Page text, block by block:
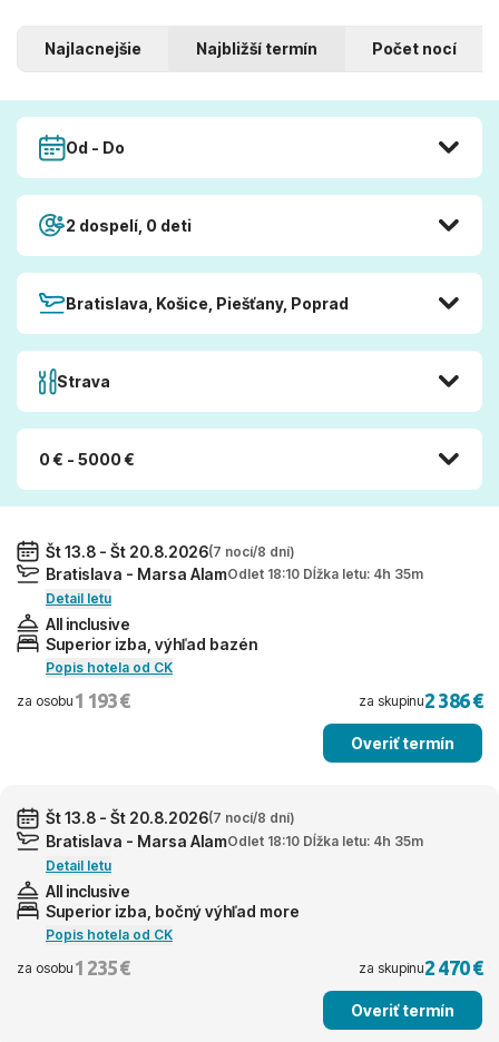
Najlacnejšie Najbližší termín Počet nocí
Od - Do
2 dospelí, 0 deti
Bratislava, Košice, Piešťany, Poprad
Strava
0 € - 5000 €
Št 13.8 - Št 20.8.2026(7 nocí/8 dní)
Bratislava - Marsa AlamOdlet 18:10 Dĺžka letu: 4h 35m
Detail letu
All inclusive
Superior izba, výhľad bazén
Popis hotela od CK
za osobu 1 193 € za skupinu2 386 €
Overiť termín
Št 13.8 - Št 20.8.2026(7 nocí/8 dní)
Bratislava - Marsa AlamOdlet 18:10 Dĺžka letu: 4h 35m
Detail letu
All inclusive
Superior izba, bočný výhľad more
Popis hotela od CK
za osobu 1 235 € za skupinu2 470 €
Overiť termín